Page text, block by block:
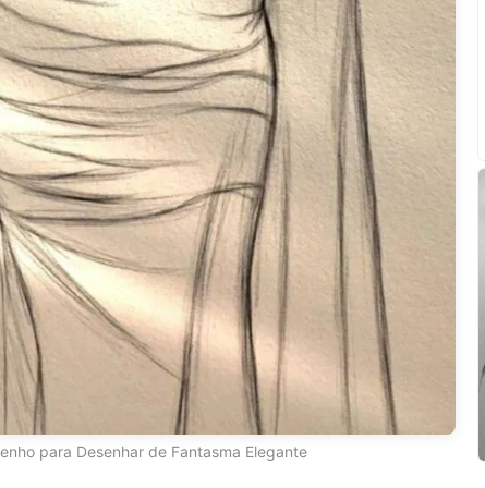
para Desenhar de Fantasma Elegante